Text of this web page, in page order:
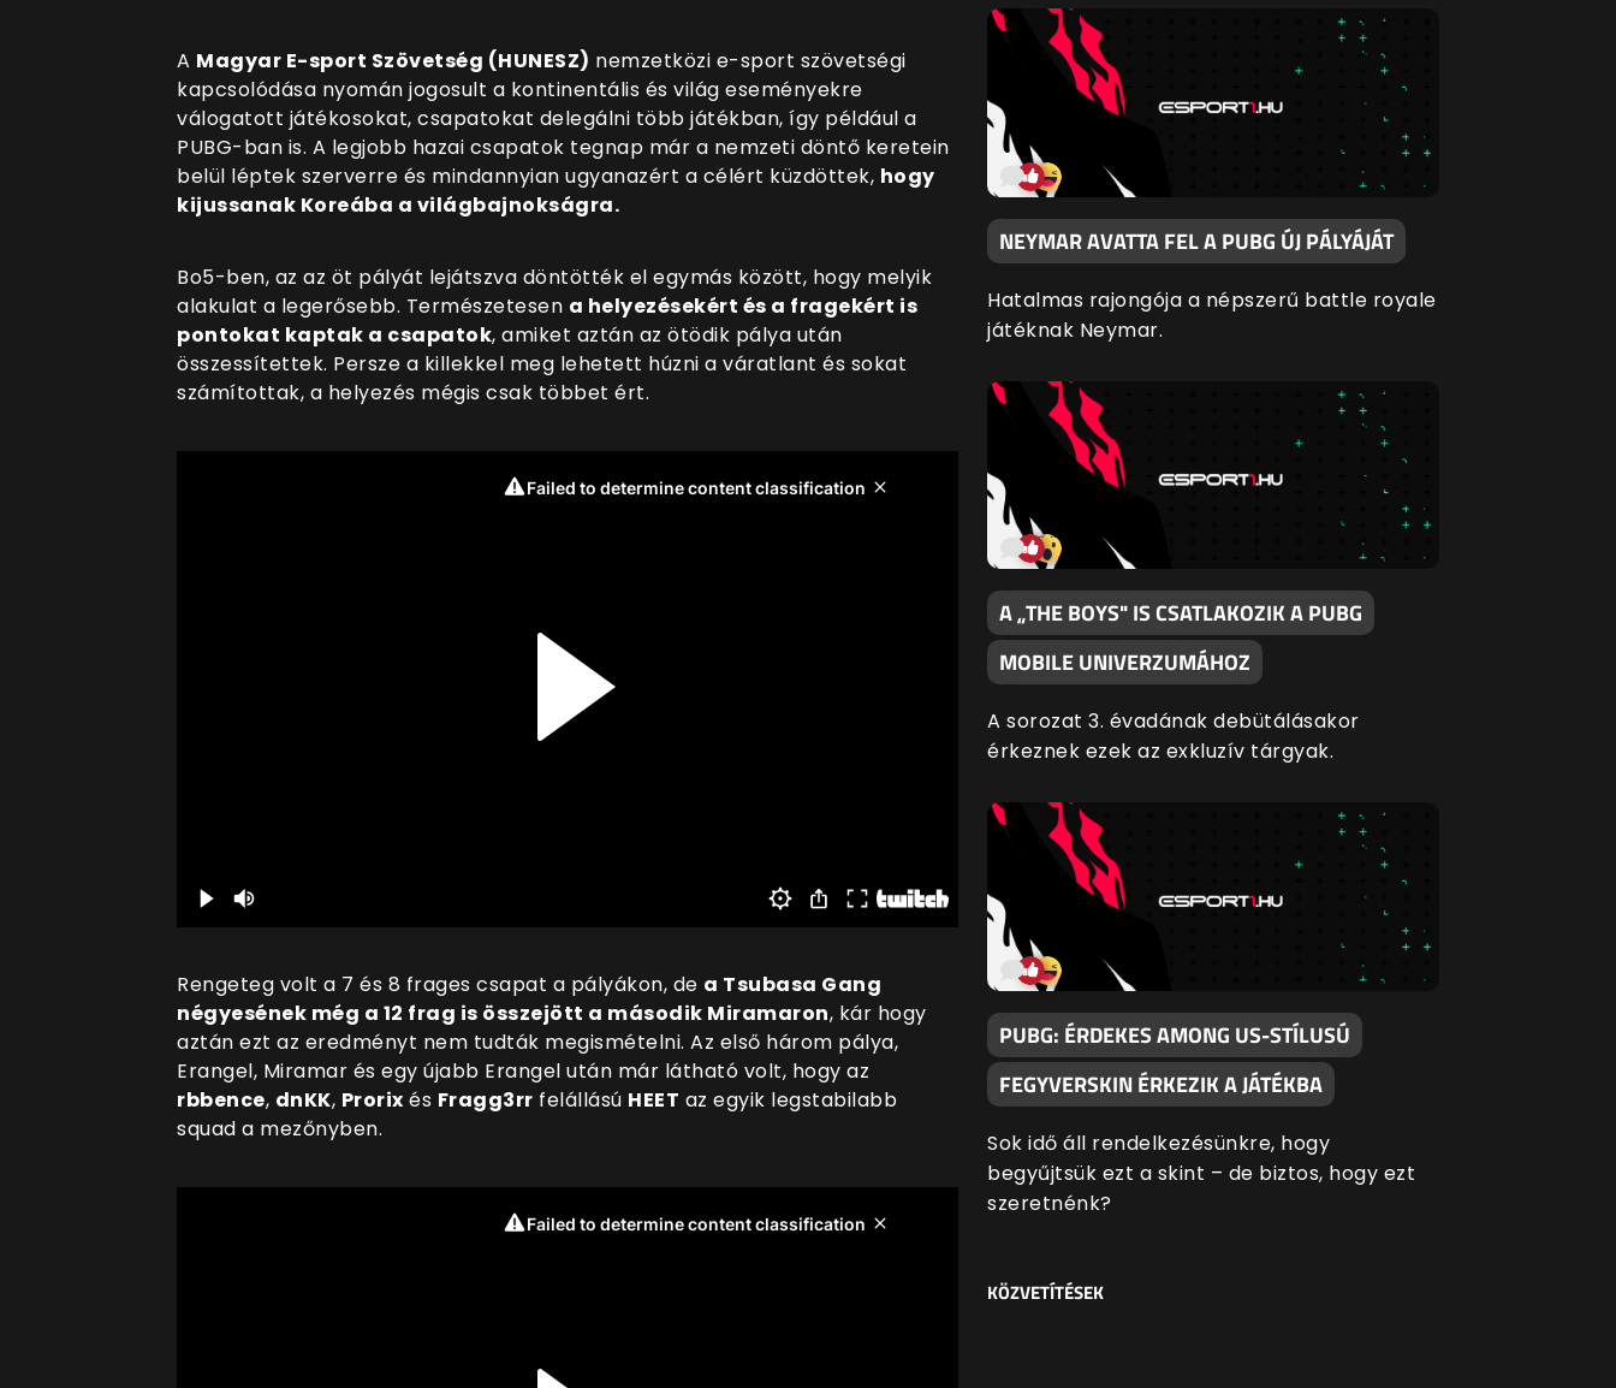
A Magyar E-sport Szövetség (HUNESZ) nemzetközi e-sport szövetségi
kapcsolódása nyomán jogosult a kontinentális és világ eseményekre
válogatott játékosokat, csapatokat delegálni több játékban, így például a
PUBG-ban is. A legjobb hazai csapatok tegnap már a nemzeti döntő keretein
belül léptek szerverre és mindannyian ugyanazért a célért küzdöttek, hogy
kijussanak Koreába a világbajnokságra.
Bo5-ben, az az öt pályát lejátszva döntötték el egymás között, hogy melyik
alakulat a legerősebb. Természetesen a helyezésekért és a fragekért is
pontokat kaptak a csapatok, amiket aztán az ötödik pálya után
összessítettek. Persze a killekkel meg lehetett húzni a váratlant és sokat
számítottak, a helyezés mégis csak többet ért.
Rengeteg volt a 7 és 8 frages csapat a pályákon, de a Tsubasa Gang
négyesének még a 12 frag is összejött a második Miramaron, kár hogy
aztán ezt az eredményt nem tudták megismételni. Az első három pálya,
Erangel, Miramar és egy újabb Erangel után már látható volt, hogy az
rbbence, dnKK, Prorix és Fragg3rr felállású HEET az egyik legstabilabb
squad a mezőnyben.
NEYMAR AVATTA FEL A PUBG ÚJ PÁLYÁJÁT
Hatalmas rajongója a népszerű battle royale
játéknak Neymar.
A „THE BOYS" IS CSATLAKOZIK A PUBG
MOBILE UNIVERZUMÁHOZ
A sorozat 3. évadának debütálásakor
érkeznek ezek az exkluzív tárgyak.
PUBG: ÉRDEKES AMONG US-STÍLUSÚ
FEGYVERSKIN ÉRKEZIK A JÁTÉKBA
Sok idő áll rendelkezésünkre, hogy
begyűjtsük ezt a skint – de biztos, hogy ezt
szeretnénk?
KÖZVETÍTÉSEK